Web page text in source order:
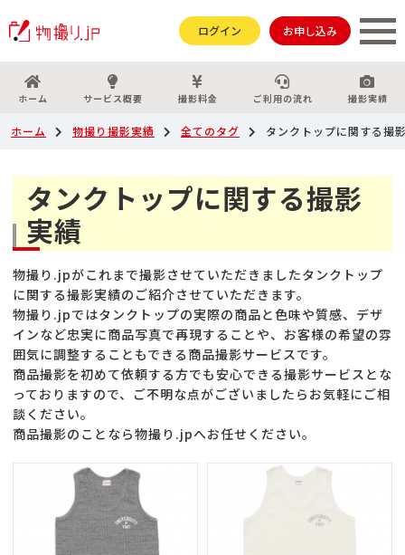
ログイン お申し込み
ホーム サービス概要 撮影料金 ご利用の流れ 撮影実績
ホーム 物撮り撮影実績 全てのタグ タンクトップに関する撮
タンクトップに関する撮影
実績
物撮り.jpがこれまで撮影させていただきましたタンクトップ
に関する撮影実績のご紹介させていただきます。
物撮り.jpではタンクトップの実際の商品と色味や質感、デザ
インなど忠実に商品写真で再現することや、お客様の希望の雰
囲気に調整することもできる商品撮影サービスです。
商品撮影を初めて依頼する方でも安心できる撮影サービスとな
っておりますので、ご不明な点がございましたらお気軽にご相
談ください。
商品撮影のことなら物撮り.jpへお任せください。